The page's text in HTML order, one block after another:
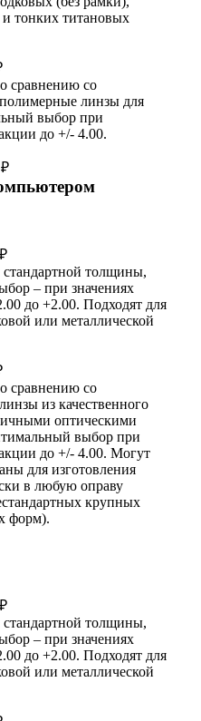
тонких титановых
сравнению со
линзы для
выбор при
до +/- 4.00.
толщины,
– при значениях
до +2.00. Подходят для
или металлической
сравнению со
из качественного
оптическими
выбор при
до +/- 4.00. Могут
для изготовления
в любую оправу
крупных
форм).
толщины,
– при значениях
до +2.00. Подходят для
или металлической